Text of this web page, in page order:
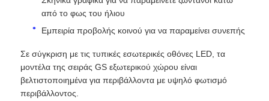
από το φως του ήλιου
Εμπειρία προβολής κοινού για να παραμείνει συνεπής
Σε σύγκριση με τις τυπικές εσωτερικές οθόνες LED, τα
μοντέλα της σειράς GS εξωτερικού χώρου είναι
βελτιστοποιημένα για περιβάλλοντα με υψηλό φωτισμό
περιβάλλοντος.